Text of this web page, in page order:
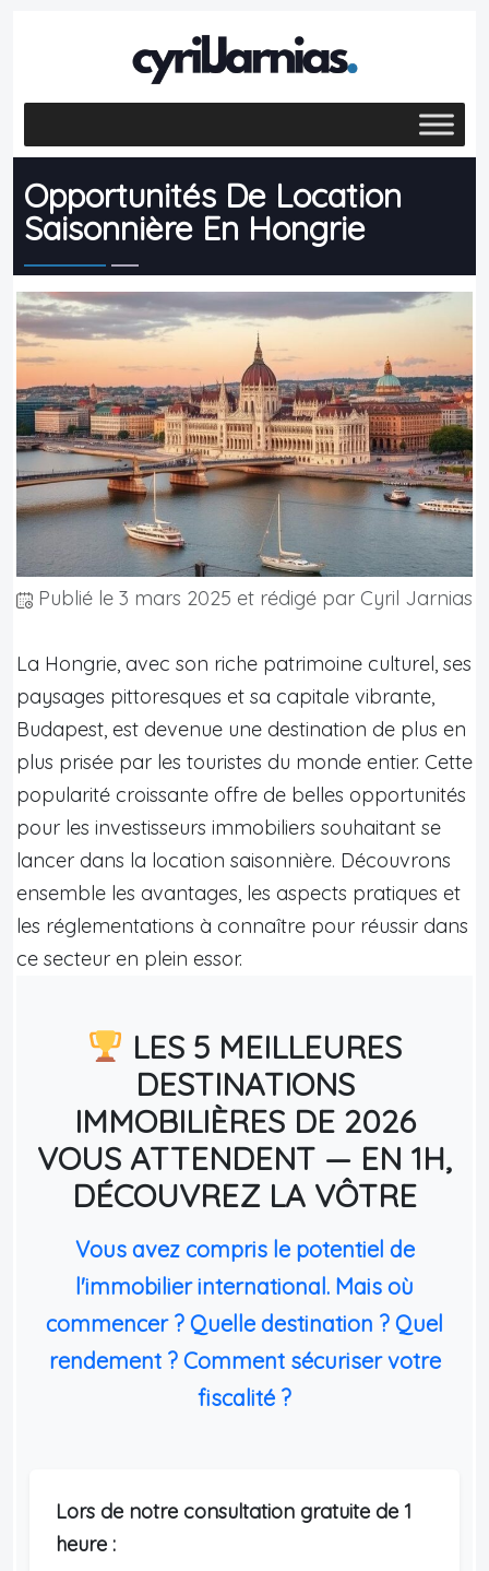
Opportunités De Location
Saisonnière En Hongrie
Publié le 3 mars 2025 et rédigé par Cyril Jarnias
La Hongrie, avec son riche patrimoine culturel, ses
paysages pittoresques et sa capitale vibrante,
Budapest, est devenue une destination de plus en
plus prisée par les touristes du monde entier. Cette
popularité croissante offre de belles opportunités
pour les investisseurs immobiliers souhaitant se
lancer dans la location saisonnière. Découvrons
ensemble les avantages, les aspects pratiques et
les réglementations à connaître pour réussir dans
ce secteur en plein essor.
LES 5 MEILLEURES
DESTINATIONS
IMMOBILIÈRES DE 2026
VOUS ATTENDENT — EN 1H,
DÉCOUVREZ LA VÔTRE
Vous avez compris le potentiel de
l'immobilier international. Mais où
commencer ? Quelle destination ? Quel
rendement ? Comment sécuriser votre
fiscalité ?
Lors de notre consultation gratuite de 1
heure :